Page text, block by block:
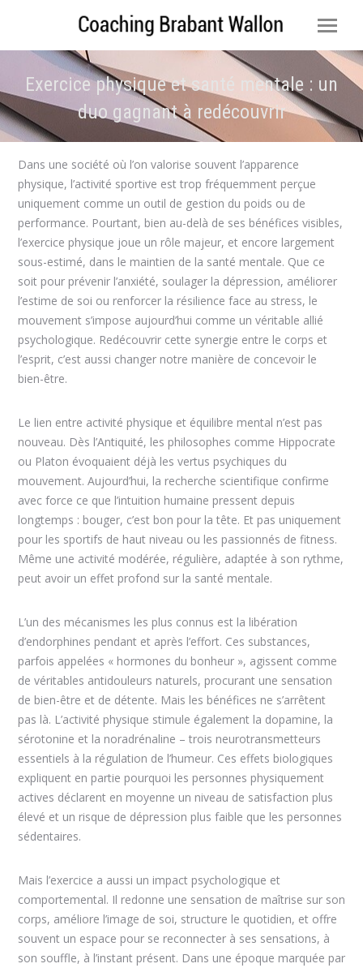
Exercice physique et santé mentale : un
duo gagnant à redécouvrir
Vous êtes ici :
Dans une société où l’on valorise souvent l’apparence
physique, l’activité sportive est trop fréquemment perçue
uniquement comme un outil de gestion du poids ou de
performance. Pourtant, bien au-delà de ses bénéfices visibles,
l’exercice physique joue un rôle majeur, et encore largement
sous-estimé, dans le maintien de la santé mentale. Que ce
soit pour prévenir l’anxiété, soulager la dépression, améliorer
l’estime de soi ou renforcer la résilience face au stress, le
mouvement s’impose aujourd’hui comme un véritable allié
psychologique. Redécouvrir cette synergie entre le corps et
l’esprit, c’est aussi changer notre manière de concevoir le
bien-être.
Le lien entre activité physique et équilibre mental n’est pas
nouveau. Dès l’Antiquité, les philosophes comme Hippocrate
ou Platon évoquaient déjà les vertus psychiques du
mouvement. Aujourd’hui, la recherche scientifique confirme
avec force ce que l’intuition humaine pressent depuis
longtemps : bouger, c’est bon pour la tête. Et pas uniquement
pour les sportifs de haut niveau ou les passionnés de fitness.
Même une activité modérée, régulière, adaptée à son rythme,
peut avoir un effet profond sur la santé mentale.
L’un des mécanismes les plus connus est la libération
d’endorphines pendant et après l’effort. Ces substances,
parfois appelées « hormones du bonheur », agissent comme
de véritables antidouleurs naturels, procurant une sensation
de bien-être et de détente. Mais les bénéfices ne s’arrêtent
pas là. L’activité physique stimule également la dopamine, la
sérotonine et la noradrénaline – trois neurotransmetteurs
essentiels à la régulation de l’humeur. Ces effets biologiques
expliquent en partie pourquoi les personnes physiquement
actives déclarent en moyenne un niveau de satisfaction plus
élevé et un risque de dépression plus faible que les personnes
sédentaires.
Mais l’exercice a aussi un impact psychologique et
comportemental. Il redonne une sensation de maîtrise sur son
corps, améliore l’image de soi, structure le quotidien, et offre
souvent un espace pour se reconnecter à ses sensations, à
son souffle, à l’instant présent. Dans une époque marquée par